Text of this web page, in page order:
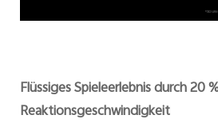
Flüssiges Spieleerlebnis durch 20
Reaktionsgeschwindigkeit